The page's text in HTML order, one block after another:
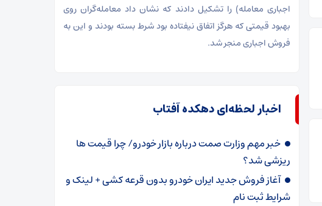
اجباری معامله) را تشکیل دادند که نشان داد معامله‌گران روی
بهبود قیمتی که هرگز اتفاق نیفتاده بود شرط بسته بودند و این به
فروش اجباری منجر شد.
اخبار لحظه‌ای دهکده آفتاب
خبر مهم وزارت صمت درباره بازار خودرو/ چرا قیمت ها
ریزشی شد؟
آغاز فروش جدید ایران خودرو بدون قرعه کشی + لینک و
شرایط ثبت نام